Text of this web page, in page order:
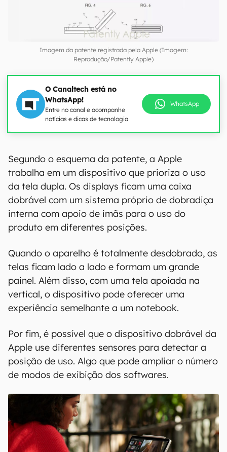
Imagem da patente registrada pela Apple (Imagem:
Reprodução/Patently Apple)
O Canaltech está no
WhatsApp!
Entre no canal e acompanhe
notícias e dicas de tecnologia
WhatsApp
Segundo o esquema da patente, a Apple
trabalha em um dispositivo que prioriza o uso
da tela dupla. Os displays ficam uma caixa
interna com apoio de imãs para o uso do
produto em diferentes posições.
Quando o aparelho é totalmente desdobrado, as
painel. Além disso, com uma tela apoiada na
vertical, o dispositivo pode oferecer uma
experiência semelhante a um notebook.